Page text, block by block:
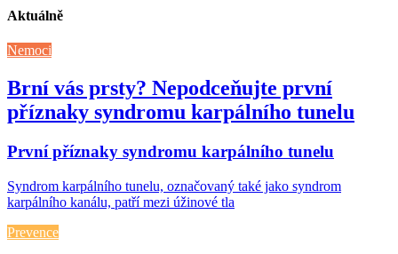
Aktuálně
Nemoci
Brní vás prsty? Nepodceňujte první
příznaky syndromu karpálního tunelu
První příznaky syndromu karpálního tunelu
Syndrom karpálního tunelu, označovaný také jako syndrom
karpálního kanálu, patří mezi úžinové tla
Prevence